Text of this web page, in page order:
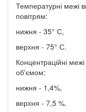
Температурні межі
повітрям:
нижня - 35° С,
верхня - 75° С.
Концентраційні
об'ємом:
нижня - 1,4%,
верхня - 7,5 %.